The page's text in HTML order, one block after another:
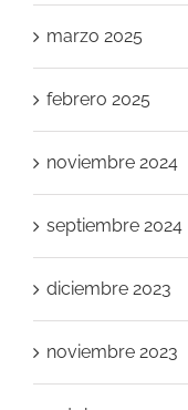
marzo 2025
febrero 2025
noviembre 2024
septiembre 2024
diciembre 2023
noviembre 2023